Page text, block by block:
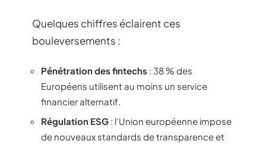
Quelques chiffres éclairent ces
bouleversements :
Pénétration des fintechs : 38 % des
Européens utilisent au moins un service
financier alternatif.
Régulation ESG : l’Union européenne impose
de nouveaux standards de transparence et